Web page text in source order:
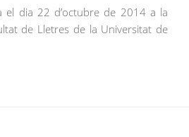
el dia 22 d’octubre de 2014 a la
de Lletres de la Universitat de